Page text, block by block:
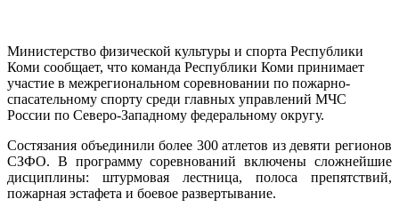
Министерство физической культуры и спорта Республики
Коми сообщает, что команда Республики Коми принимает
участие в межрегиональном соревновании по пожарно-
спасательному спорту среди главных управлений МЧС
России по Северо-Западному федеральному округу.
Состязания объединили более 300 атлетов из девяти регионов
СЗФО. В программу соревнований включены сложнейшие
дисциплины: штурмовая лестница, полоса препятствий,
пожарная эстафета и боевое развертывание.